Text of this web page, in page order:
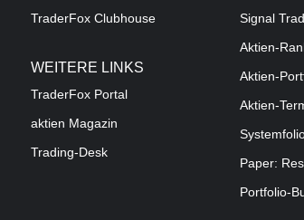
TraderFox Clubhouse
WEITERE LINKS
TraderFox Portal
aktien Magazin
Trading-Desk
Signal
Aktien-
Aktien-
Aktien-
Paper:
Portfolio-